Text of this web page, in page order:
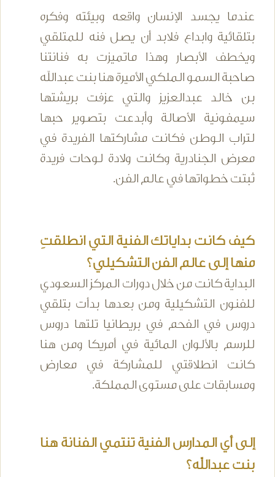
عندما يجسد الإنسان واقعه وبيئته وفكره
بتلقائية وابداع فلابد أن يصل فنه للمتلقي
ويخطف الأبصار وهذا ماتميزت به فنانتنا
صاحبة السمو الملكي الأميرة هنا بنت عبدالله
بن خالد عبدالعزيز والتي عزفت بريشتها
سيمفونية الأصالة وأبدعت بتصوير حبها
لتراب الوطن فكانت مشاركتها الفريدة في
معرض الجنادرية وكانت ولادة لوحات فريدة
ثبتت خطواتها في عالم الفن.
كيف كانت بداياتك الفنية التي انطلقتِ
منها إلى عالم الفن التشكيلي؟
البداية كانت من خلال دورات المركز السعودي
للفنون التشكيلية ومن بعدها بدأت بتلقي
دروس في الفحم في بريطانيا تلتها دروس
للرسم بالألوان المائية في أمريكا ومن هنا
كانت انطلاقتي للمشاركة في معارض
ومسابقات على مستوى المملكة.
إلى أي المدارس الفنية تنتمي الفنانة هنا
بنت عبدالله؟